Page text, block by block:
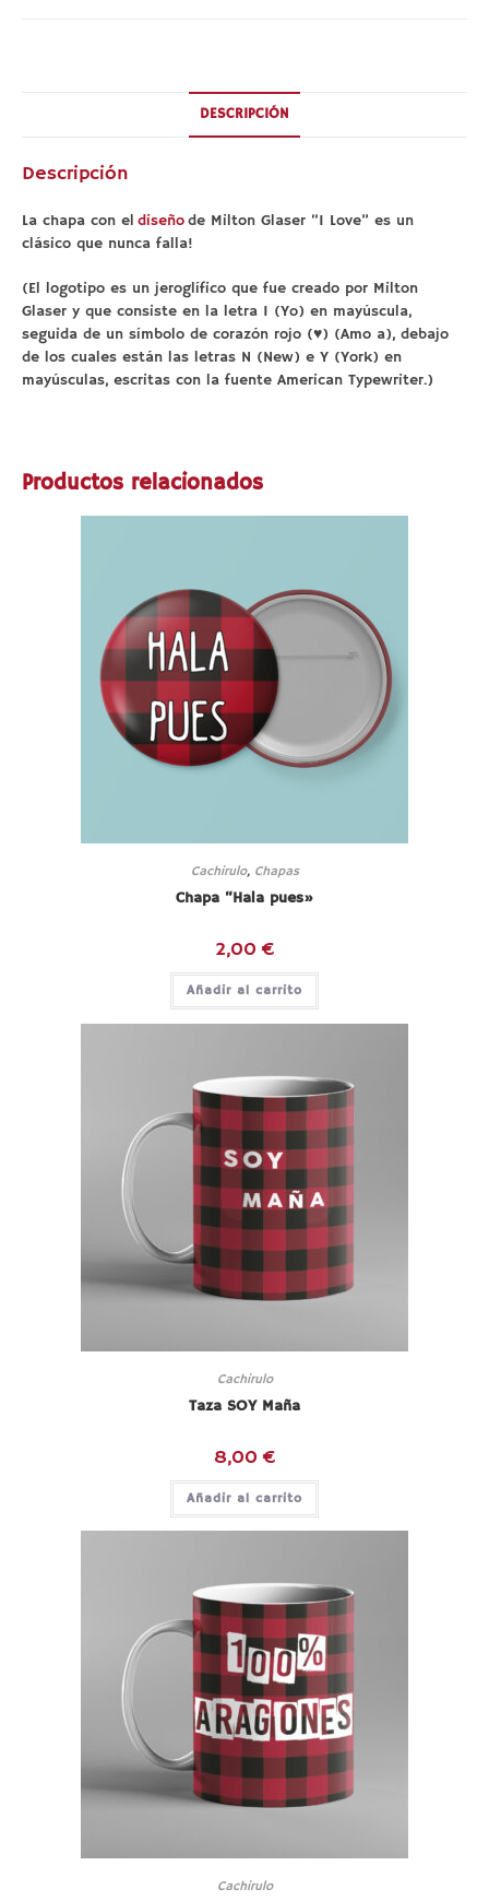
DESCRIPCIÓN
Descripción
La chapa con el diseñode Milton Glaser “I Love” es un
clásico que nunca falla!
(El logotipo es un jeroglífico que fue creado por Milton
Glaser y que consiste en la letra I (Yo) en mayúscula,
seguida de un símbolo de corazón rojo (♥) (Amo a), debajo
de los cuales están las letras N (New) e Y (York) en
mayúsculas, escritas con la fuente American Typewriter.)
Productos relacionados
Cachirulo, Chapas
Chapa “Hala pues»
2,00 €
Añadir al carrito
Cachirulo
Taza SOY Maña
8,00 €
Añadir al carrito
Cachirulo